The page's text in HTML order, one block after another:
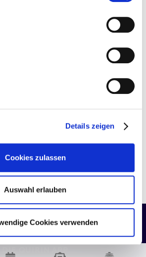
Daten durch lokale
werden.
Details zeigen
Cookies zulassen
Auswahl erlauben
Cookies verwenden
DIE QUIRIN APP